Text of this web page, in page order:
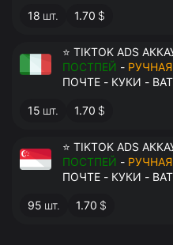
18 шт. 1.70 $
⭐ TIKTOK ADS
ПОСТПЕЙ -
ПОЧТЕ - КУКИ -
15 шт. 1.70 $
⭐ TIKTOK ADS
ПОСТПЕЙ -
ПОЧТЕ - КУКИ -
95 шт. 1.70 $